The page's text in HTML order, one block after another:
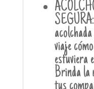
viaje
estuviera
Brinda la